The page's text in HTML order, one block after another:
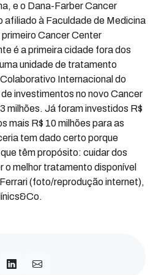
e o Dana-Farber Cancer
afiliado à Faculdade de Medicina
Cancer Center
é a primeira cidade fora dos
unidade de tratamento
Internacional do
investimentos no novo Cancer
milhões. Já foram investidos R$
mais R$ 10 milhões para as
tem dado certo porque
têm propósito: cuidar dos
melhor tratamento disponível
(foto/reprodução internet),